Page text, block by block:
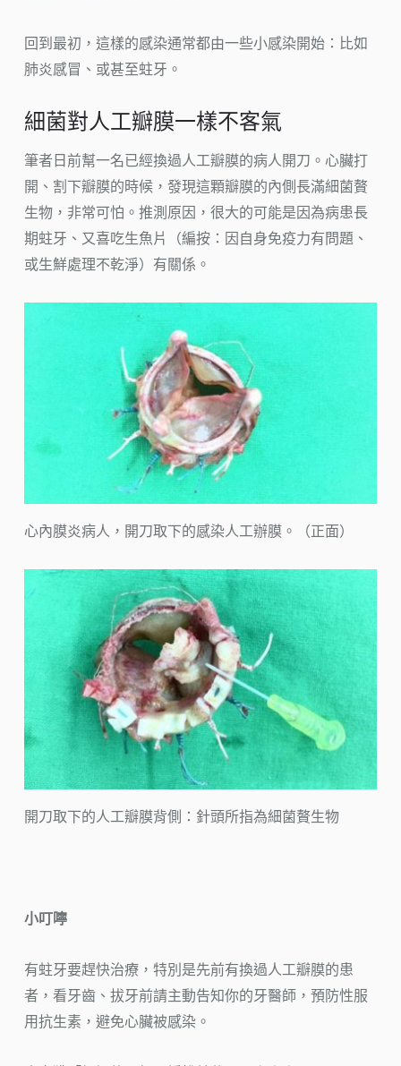
回到最初，這樣的感染通常都由一些小感染開始：比如
肺炎感冒、或甚至蛀牙。
細菌對人工瓣膜一樣不客氣
筆者日前幫一名已經換過人工瓣膜的病人開刀。心臟打
開、割下瓣膜的時候，發現這顆瓣膜的內側長滿細菌贅
生物，非常可怕。推測原因，很大的可能是因為病患長
期蛀牙、又喜吃生魚片（編按：因自身免疫力有問題、
或生鮮處理不乾淨）有關係。
心內膜炎病人，開刀取下的感染人工辦膜。（正面）
開刀取下的人工瓣膜背側：針頭所指為細菌贅生物
小叮嚀
有蛀牙要趕快治療，特別是先前有換過人工瓣膜的患
者，看牙齒、拔牙前請主動告知你的牙醫師，預防性服
用抗生素，避免心臟被感染。